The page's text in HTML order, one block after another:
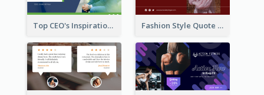
Top CEO's Inspirational Quote Twitter Post Fashion Style Quote Twitter Post